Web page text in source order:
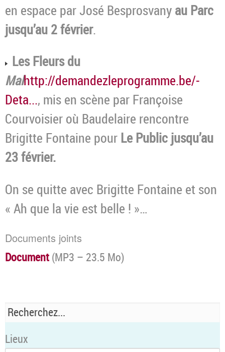
en espace par José Besprosvany au Parc
jusqu’au 2 février.
Les Fleurs du
Malhttp://demandezleprogramme.be/-
Deta..., mis en scène par Françoise
Courvoisier où Baudelaire rencontre
Brigitte Fontaine pour Le Public jusqu’au
23 février.
On se quitte avec Brigitte Fontaine et son
« Ah que la vie est belle ! »…
Documents joints
Document(MP3 – 23.5 Mo)
Lieux